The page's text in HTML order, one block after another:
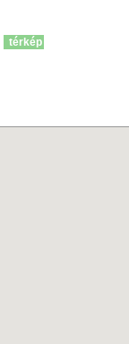
térkép